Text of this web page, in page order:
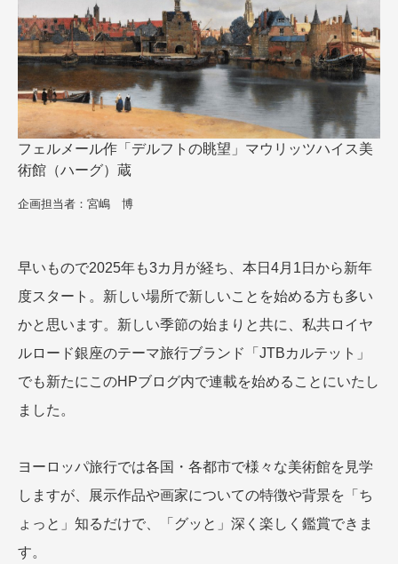
目的・テーマから探す
美術鑑賞
ヨーロッパの田舎（村・町）
名門・名物ホテルに泊まる
特別企画
グルメ
リゾート
一都市滞在
世界遺産を訪れる
野生動物に出合う
オーロラ
クルーズ
音楽鑑賞
名画鑑賞
お花・紅葉
鉄道の旅
ハイキング・トレッキング
紅葉
花火
祭り
季節の風景
特別企画
ラグジュアリーバスでめぐる
ガンツウ
ななつ星in九州
TWILIGHT EXPRESS 瑞風
美食・旬の味覚を味わう
アドベンチャーツーリズム・ウォー
観光列車
フェルメール作「デルフトの眺望」マウリッツハイス美
術館（ハーグ）蔵
企画担当者：宮嶋 博
早いもので2025年も3カ月が経ち、本日4月1日から新年
度スタート。新しい場所で新しいことを始める方も多い
かと思います。新しい季節の始まりと共に、私共ロイヤ
ルロード銀座のテーマ旅行ブランド「JTBカルテット」
でも新たにこのHPブログ内で連載を始めることにいたし
ました。
ヨーロッパ旅行では各国・各都市で様々な美術館を見学
しますが、展示作品や画家についての特徴や背景を「ち
ょっと」知るだけで、「グッと」深く楽しく鑑賞できま
す。